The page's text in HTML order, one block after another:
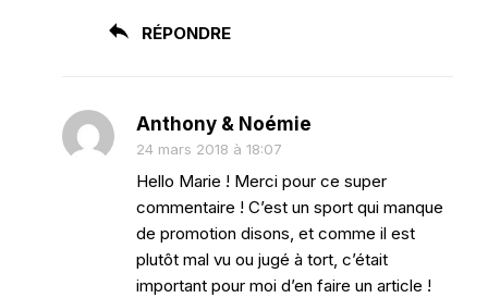
RÉPONDRE
Anthony & Noémie
24 mars 2018 à 18:07
Hello Marie ! Merci pour ce super
commentaire ! C’est un sport qui manque
de promotion disons, et comme il est
plutôt mal vu ou jugé à tort, c’était
important pour moi d’en faire un article !